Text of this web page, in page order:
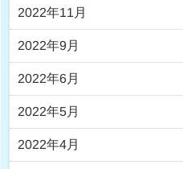
2022年11月
2022年9月
2022年6月
2022年5月
2022年4月